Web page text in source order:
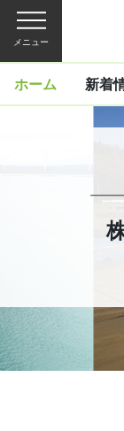
メニュー
ホーム 新着